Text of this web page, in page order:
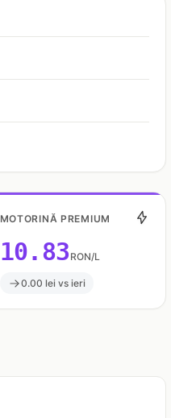
MOTORINĂ PREMIUM
10.83 RON/L
0.00 lei vs ieri